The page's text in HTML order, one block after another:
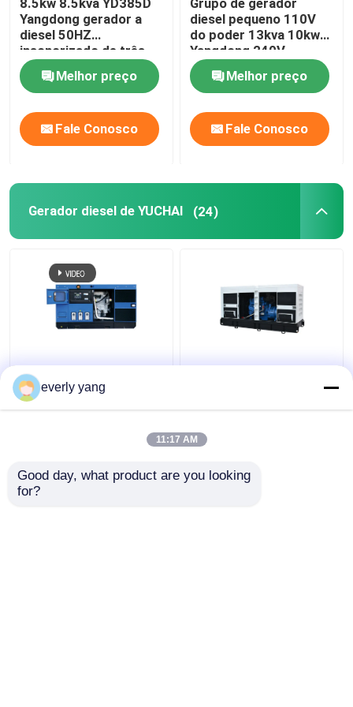
Yangdong gerador a
diesel 50HZ
insonorizado de três
fases
Melhor preço
Fale Conosco
diesel pequeno 110V
do poder 13kva 10kw
Yangdong 240V
Melhor preço
Fale Conosco
Gerador diesel de YUCHAI (24)
Grupo de gerador
diesel industrial de
75kva 60kw Yuchai
Tipo aberto silencioso
everly yang
11:17 AM
Good day, what product are you looking
for?